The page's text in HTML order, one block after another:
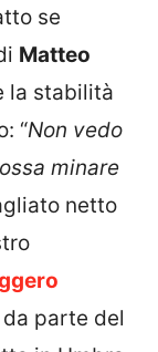
se
Matteo
la stabilità
“Non vedo
minare
netto
parte del